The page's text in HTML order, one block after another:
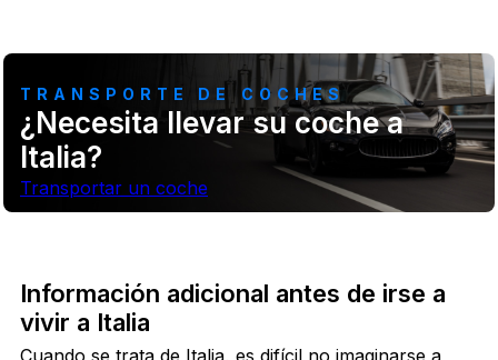
TRANSPORTE DE COCHES
¿Necesita llevar su coche a
Italia?
Transportar un coche
Información adicional antes de irse a
vivir a Italia
Cuando se trata de Italia, es difícil no imaginarse a